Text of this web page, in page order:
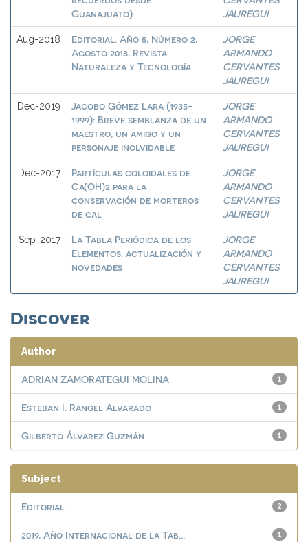
Guanajuato)
JAUREGUI
Aug-2018
Editorial. Año 5, Número 2,
Agosto 2018, Revista
Naturaleza y Tecnología
JORGE
ARMANDO
CERVANTES
JAUREGUI
Dec-2019
Jacobo Gómez Lara (1935-
1999): Breve semblanza de un
maestro, un amigo y un
personaje inolvidable
JORGE
ARMANDO
CERVANTES
JAUREGUI
Dec-2017
Partículas coloidales de
Ca(OH)2 para la
conservación de morteros
de cal
JORGE
ARMANDO
CERVANTES
JAUREGUI
Sep-2017
La Tabla Periódica de los
Elementos: actualización y
novedades
JORGE
ARMANDO
CERVANTES
JAUREGUI
Discover
Author
1
ADRIAN ZAMORATEGUI MOLINA
1
Esteban I. Rangel Alvarado
1
Gilberto Álvarez Guzmán
Subject
2
Editorial
1
2019, Año Internacional de la Tab...